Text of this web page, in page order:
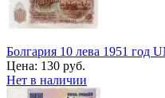
Болгария 10 лева 1951 год
Цена: 130 руб.
Нет в наличии